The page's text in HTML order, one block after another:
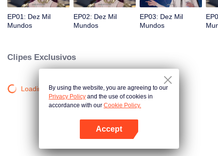
Abra o programa
EP01: Dez Mil
Mundos
EP02: Dez Mil
Mundos
EP03: Dez Mil
Mundos
Clipes Exclusivos
Loading…By using the website, you are agreeing to our
Privacy Policy and the use of cookies in
accordance with our Cookie Policy.
Accept